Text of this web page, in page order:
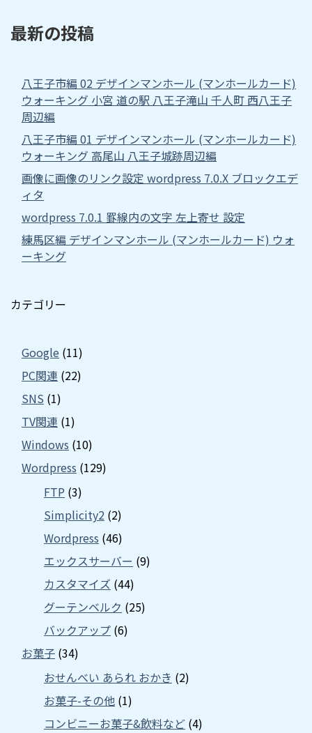
最新の投稿
八王子市編 02 デザインマンホール (マンホールカード)
ウォーキング 小宮 道の駅 八王子滝山 千人町 西八王子
周辺編
八王子市編 01 デザインマンホール (マンホールカード)
ウォーキング 高尾山 八王子城跡周辺編
画像に画像のリンク設定 wordpress 7.0.X ブロックエデ
ィタ
wordpress 7.0.1 罫線内の文字 左上寄せ 設定
練馬区編 デザインマンホール (マンホールカード) ウォ
ーキング
カテゴリー
Google (11)
PC関連 (22)
SNS (1)
TV関連 (1)
Windows (10)
Wordpress (129)
FTP (3)
Simplicity2 (2)
Wordpress (46)
エックスサーバー (9)
カスタマイズ (44)
グーテンベルク (25)
バックアップ (6)
お菓子 (34)
おせんべい あられ おかき (2)
お菓子-その他 (1)
コンビニーお菓子&飲料など (4)